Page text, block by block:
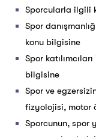
Sporcularla ilgili
Spor
konu bilgisine
Spor
bilgisine
Spor ve
fizyolojisi, motor
Sporcunun, spor